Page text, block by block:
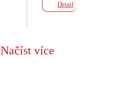
Detail
Načíst více